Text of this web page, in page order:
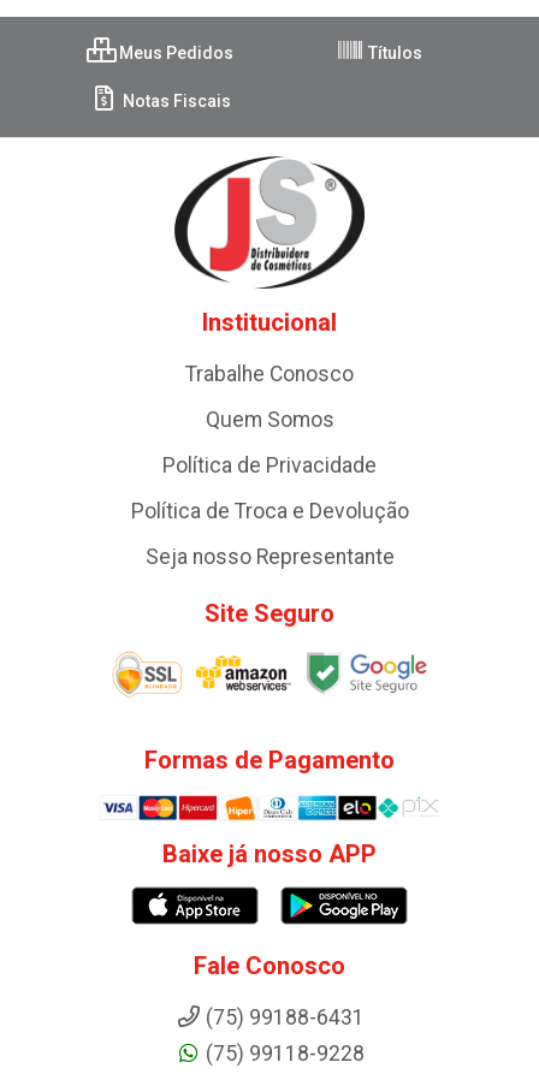
Meus Pedidos Títulos
Notas Fiscais
Institucional
Trabalhe Conosco
Quem Somos
Política de Privacidade
Política de Troca e Devolução
Seja nosso Representante
Site Seguro
Formas de Pagamento
Baixe já nosso APP
Fale Conosco
(75) 99188-6431
(75) 99118-9228